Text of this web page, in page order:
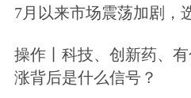
1-4月份，规模以上
部地区实现营业收
增长11.7%，与一季
7月以来市场震荡加剧，
操作丨科技、创新药、
涨背后是什么信号？